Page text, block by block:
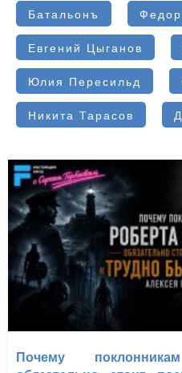
Батальонъ
Евгений Цыганов
Юлия Пересильд
Никита Тарасов
Почему